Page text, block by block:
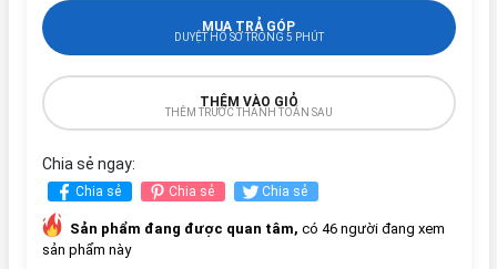
MUA TRẢ GÓP
DUYỆT HỒ SƠ TRONG 5 PHÚT
THÊM VÀO GIỎ
THÊM TRƯỚC THANH TOÁN SAU
Chia sẻ ngay:
Chia sẻ Chia sẻ Chia sẻ
Sản phẩm đang được quan tâm, có 46 người đang xem
sản phẩm này